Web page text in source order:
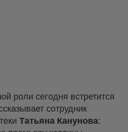
роли сегодня встретится
сотрудник
Татьяна Канунова: